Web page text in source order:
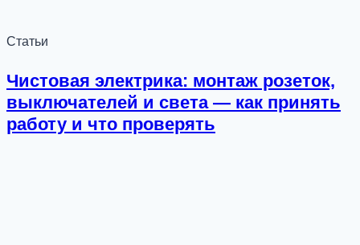
Статьи
Чистовая электрика: монтаж розеток,
выключателей и света — как принять
работу и что проверять